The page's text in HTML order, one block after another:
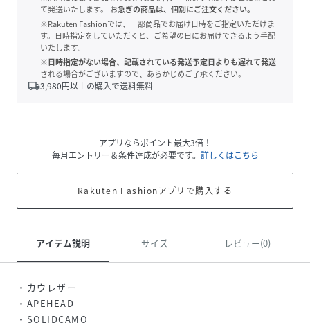
て発送いたします。
お急ぎの商品は、個別にご注文ください。
※Rakuten Fashionでは、一部商品でお届け日時をご指定いただけま
す。日時指定をしていただくと、ご希望の日にお届けできるよう手配
いたします。
※日時指定がない場合、記載されている発送予定日よりも遅れて発送
される場合がございますので、あらかじめご了承ください。
local_shipping3,980円以上の購入で送料無料
アプリならポイント最大3倍！
毎月エントリー＆条件達成が必要です。 詳しくはこちら
Rakuten Fashionアプリで購入する
アイテム説明 サイズ レビュー(0)
・カウレザー
・APEHEAD
・SOLIDCAMO